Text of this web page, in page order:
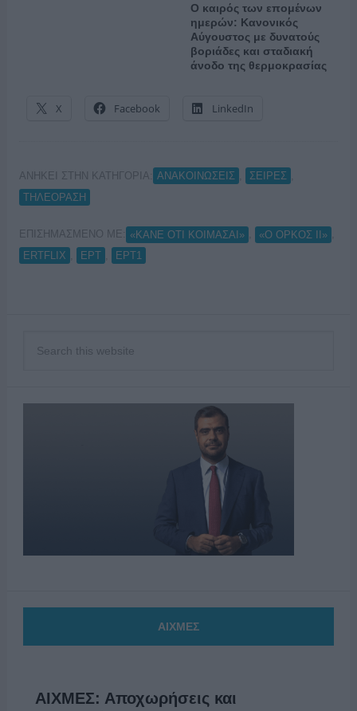
Ο καιρός των επομένων
ημερών: Κανονικός
Αύγουστος με δυνατούς
βοριάδες και σταδιακή
άνοδο της θερμοκρασίας
X Facebook LinkedIn
ΑΝΗΚΕΙ ΣΤΗΝ ΚΑΤΗΓΟΡΙΑ: ΑΝΑΚΟΙΝΩΣΕΙΣ ΣΕΙΡΕΣ
ΤΗΛΕΟΡΑΣΗ
ΕΠΙΣΗΜΑΣΜΕΝΟ ΜΕ: «ΚΑΝΕ ΟΤΙ ΚΟΙΜΑΣΑΙ» «Ο ΟΡΚΟΣ ΙΙ»
ERTFLIX
ΕΡΤ ΕΡΤ1
ΑΙΧΜΕΣ
ΑΙΧΜΕΣ: Αποχωρήσεις και